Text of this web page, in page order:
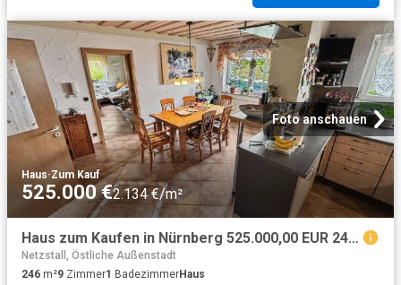
Foto anschauen
Haus·Zum Kauf
525.000 €2.134 €/m²
Haus zum Kaufen in Nürnberg 525.000,00 EUR 246.81 m²
Netzstall, Östliche Außenstadt
246 m²9 Zimmer1 BadezimmerHaus